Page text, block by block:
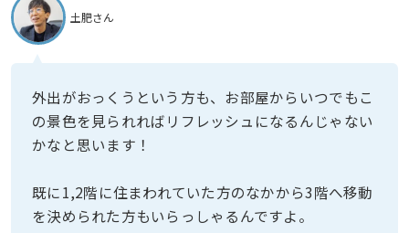
土肥さん
外出がおっくうという方も、お部屋からいつでもこ
の景色を見られればリフレッシュになるんじゃない
かなと思います！
既に1,2階に住まわれていた方のなかから3階へ移動
を決められた方もいらっしゃるんですよ。